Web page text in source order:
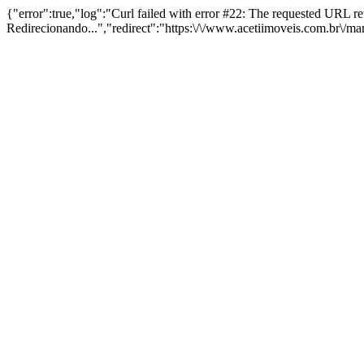
{"error":true,"log":"Curl failed with error #22: The requested URL
Redirecionando...","redirect":"https:\/\/www.acetiimoveis.com.br\/